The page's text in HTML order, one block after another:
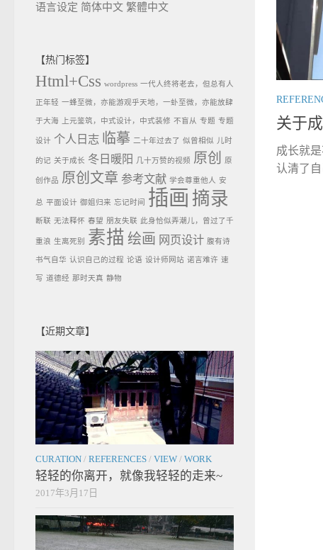
关于
成长就
认清了
语言设定 简体中文 繁體中文
【热门标签】
Html+Css wordpress 一代人终将老去，但总有人
正年轻 一蜂至微，亦能游观乎天地，一虲至微，亦能放肆
于大海 上元鉴筑，中式设计，中式装修 不盲从 专题 专题
设计 个人日志 临摹 二十年过去了 似曾相似 儿时
的记 关于成长 冬日暖阳 几十万赞的视频 原创 原
创作品 原创文章 参考文献 学会尊重他人 安
总 平面设计 御姐归来 忘记时间 插画 摘录
断联 无法释怀 春望 朋友失联 此身恰似弄潮儿，曾过了千
重浪 生离死别 素描 绘画 网页设计 腹有诗
书气自华 认识自己的过程 论语 设计师网站 诺言难许 速
写 道德经 那时天真 静物
【近期文章】
CURATION / REFERENCES / VIEW / WORK
轻轻的你离开，就像我轻轻的走来~
2017年3月17日